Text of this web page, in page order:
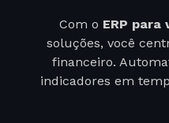
Com o ERP para
soluções, você
financeiro.
indicadores em